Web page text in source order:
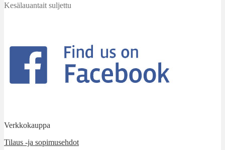
Kesälauantait suljettu
Verkkokauppa
Tilaus -ja sopimusehdot